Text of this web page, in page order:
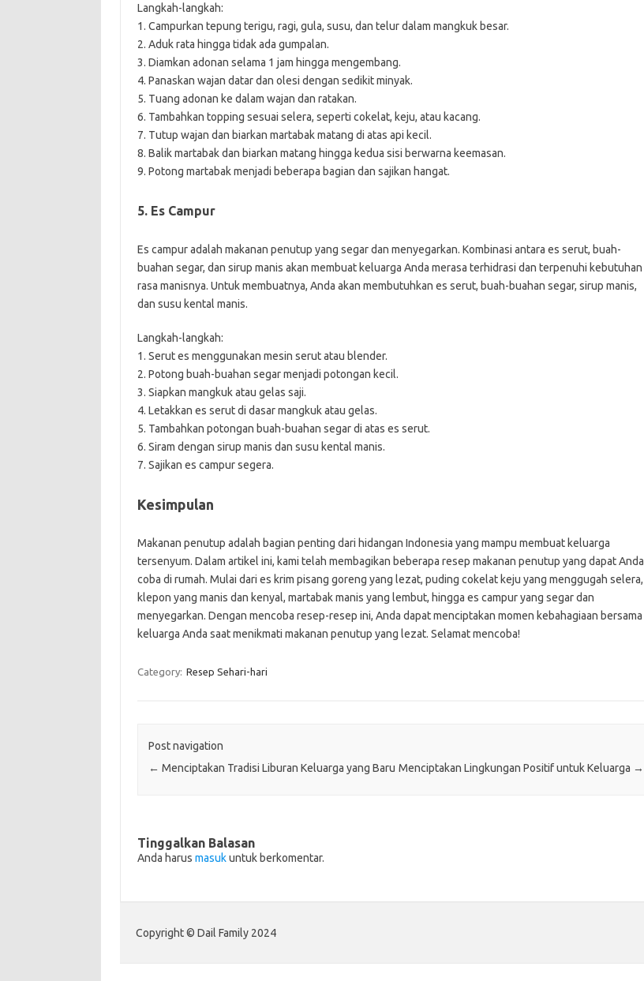
Langkah-langkah:
1. Campurkan tepung terigu, ragi, gula, susu, dan telur dalam mangkuk besar.
2. Aduk rata hingga tidak ada gumpalan.
3. Diamkan adonan selama 1 jam hingga mengembang.
4. Panaskan wajan datar dan olesi dengan sedikit minyak.
5. Tuang adonan ke dalam wajan dan ratakan.
6. Tambahkan topping sesuai selera, seperti cokelat, keju, atau kacang.
7. Tutup wajan dan biarkan martabak matang di atas api kecil.
8. Balik martabak dan biarkan matang hingga kedua sisi berwarna keemasan.
9. Potong martabak menjadi beberapa bagian dan sajikan hangat.
5. Es Campur
Es campur adalah makanan penutup yang segar dan menyegarkan. Kombinasi antara es serut, buah-
buahan segar, dan sirup manis akan membuat keluarga Anda merasa terhidrasi dan terpenuhi kebutuhan
rasa manisnya. Untuk membuatnya, Anda akan membutuhkan es serut, buah-buahan segar, sirup manis,
dan susu kental manis.
Langkah-langkah:
1. Serut es menggunakan mesin serut atau blender.
2. Potong buah-buahan segar menjadi potongan kecil.
3. Siapkan mangkuk atau gelas saji.
4. Letakkan es serut di dasar mangkuk atau gelas.
5. Tambahkan potongan buah-buahan segar di atas es serut.
6. Siram dengan sirup manis dan susu kental manis.
7. Sajikan es campur segera.
Kesimpulan
Makanan penutup adalah bagian penting dari hidangan Indonesia yang mampu membuat keluarga
tersenyum. Dalam artikel ini, kami telah membagikan beberapa resep makanan penutup yang dapat Anda
coba di rumah. Mulai dari es krim pisang goreng yang lezat, puding cokelat keju yang menggugah selera,
klepon yang manis dan kenyal, martabak manis yang lembut, hingga es campur yang segar dan
menyegarkan. Dengan mencoba resep-resep ini, Anda dapat menciptakan momen kebahagiaan bersama
keluarga Anda saat menikmati makanan penutup yang lezat. Selamat mencoba!
Category: Resep Sehari-hari
Post navigation
← Menciptakan Tradisi Liburan Keluarga yang Baru Menciptakan Lingkungan Positif untuk Keluarga →
Tinggalkan Balasan
Anda harus masukuntuk berkomentar.
Copyright © Dail Family 2024